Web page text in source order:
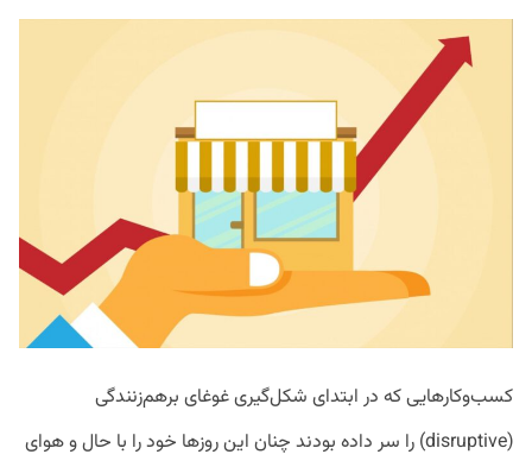
کسب‌وکارهایی که در ابتدای شکل‌گیری غوغای برهم‌زنندگی
(disruptive) را سر داده بودند چنان این روزها خود را با حال و هوای